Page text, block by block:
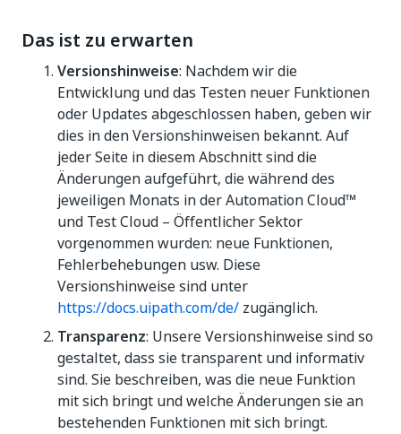
Das ist zu erwarten
Versionshinweise: Nachdem wir die
Entwicklung und das Testen neuer Funktionen
oder Updates abgeschlossen haben, geben wir
dies in den Versionshinweisen bekannt. Auf
jeder Seite in diesem Abschnitt sind die
Änderungen aufgeführt, die während des
jeweiligen Monats in der Automation Cloud™
und Test Cloud – Öffentlicher Sektor
vorgenommen wurden: neue Funktionen,
Fehlerbehebungen usw. Diese
Versionshinweise sind unter
https://docs.uipath.com/de/ zugänglich.
Transparenz: Unsere Versionshinweise sind so
gestaltet, dass sie transparent und informativ
sind. Sie beschreiben, was die neue Funktion
mit sich bringt und welche Änderungen sie an
bestehenden Funktionen mit sich bringt.